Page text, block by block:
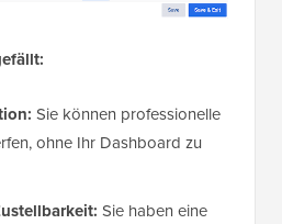
Sie können professionelle
ohne Ihr Dashboard zu
Sie haben eine